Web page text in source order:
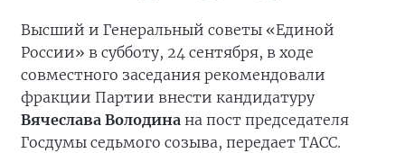
Высший и Генеральный советы «Единой
России» в субботу, 24 сентября, в ходе
совместного заседания рекомендовали
фракции Партии внести кандидатуру
Вячеслава Володина на пост председателя
Госдумы седьмого созыва, передает ТАСС.